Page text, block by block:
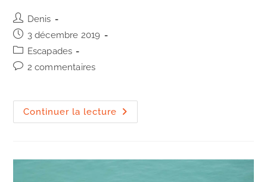
Auteur/autrice
de
publication :
Denis
Publication
publiée :
3 décembre 2019
Post
category:
Escapades
Commentaires
publication :
2 commentaires
Continuer la lecture Pays-
quiétude